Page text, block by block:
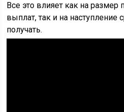
Все это влияет как на
выплат, так и на наступление
получать.